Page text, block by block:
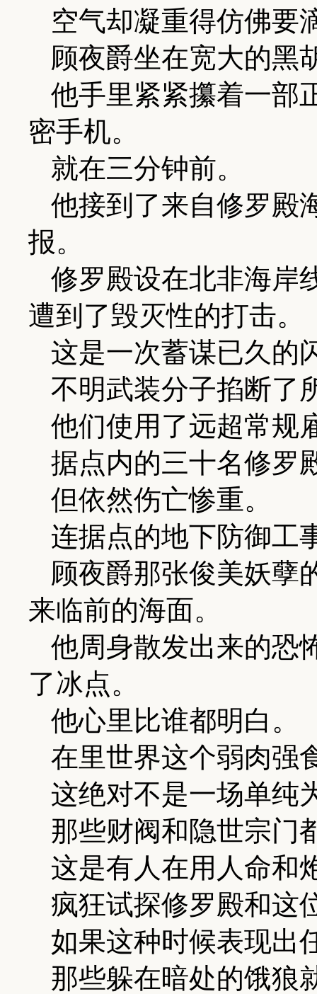
空气却凝重得仿佛要
顾夜爵坐在宽大的黑
他手里紧紧攥着一部
密手机。
就在三分钟前。
他接到了来自修罗殿
报。
修罗殿设在北非海岸
遭到了毁灭性的打击。
这是一次蓄谋已久的
不明武装分子掐断了
他们使用了远超常规
据点内的三十名修罗
但依然伤亡惨重。
连据点的地下防御工
顾夜爵那张俊美妖孽
来临前的海面。
他周身散发出来的恐
了冰点。
他心里比谁都明白。
在里世界这个弱肉强
这绝对不是一场单纯
那些财阀和隐世宗门
这是有人在用人命和
疯狂试探修罗殿和这
如果这种时候表现出
那些躲在暗处的饿狼